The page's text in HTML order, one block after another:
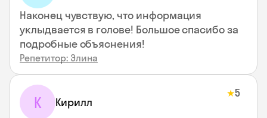
Наконец чувствую, что информация
уклыдвается в голове! Большое спасибо за
подробные объяснения!
Репетитор: Элина
К Кирилл
★5